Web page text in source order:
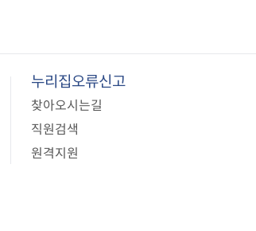
누리집오류신고
찾아오시는길
직원검색
원격지원